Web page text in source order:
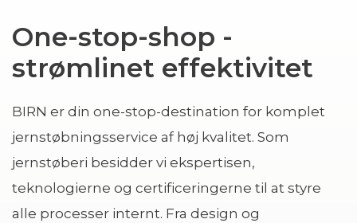
One-stop-shop -
strømlinet effektivitet
BIRN er din one-stop-destination for komplet
jernstøbningsservice af høj kvalitet. Som
jernstøberi besidder vi ekspertisen,
teknologierne og certificeringerne til at styre
alle processer internt. Fra design og